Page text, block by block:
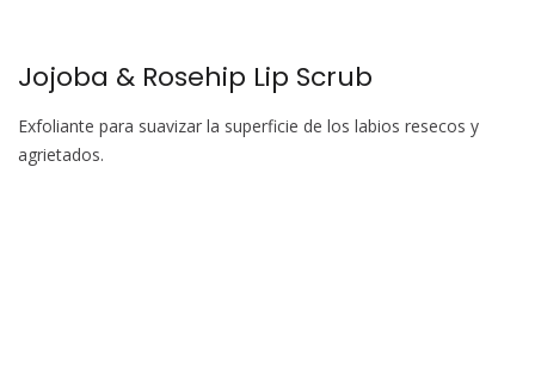
Jojoba & Rosehip Lip Scrub
Exfoliante para suavizar la superficie de los labios resecos y
agrietados.